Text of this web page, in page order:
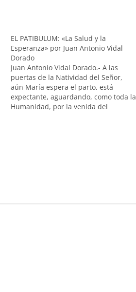
EL PATIBULUM: «La Salud y la
Esperanza» por Juan Antonio Vidal
Dorado
Juan Antonio Vidal Dorado.- A las
puertas de la Natividad del Señor,
aún María espera el parto, está
expectante, aguardando, como toda la
Humanidad, por la venida del